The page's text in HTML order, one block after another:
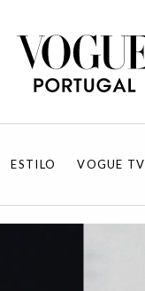
ESTILO VOGUE TV